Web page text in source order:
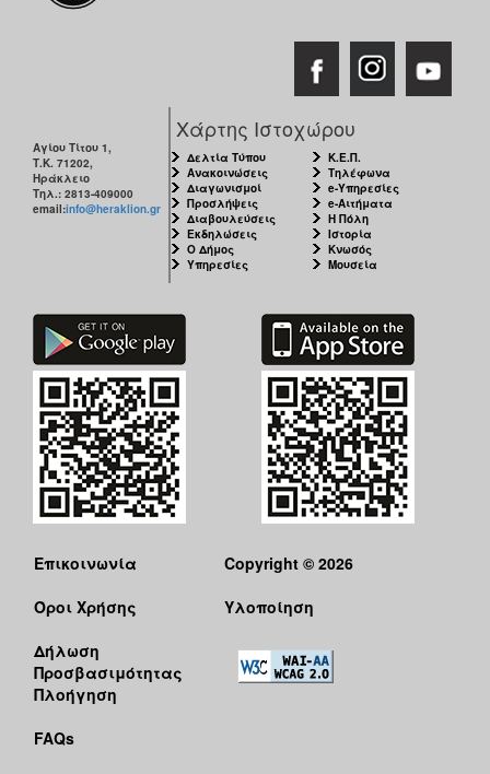
Αγίου Τίτου 1,
Τ.Κ. 71202,
Ηράκλειο
Τηλ.: 2813-409000
email:info@heraklion.gr
Χάρτης Ιστοχώρου
Δελτία Τύπου
Ανακοινώσεις
Διαγωνισμοί
Προσλήψεις
Διαβουλεύσεις
Εκδηλώσεις
Ο Δήμος
Υπηρεσίες
Κ.Ε.Π.
Τηλέφωνα
e-Υπηρεσίες
e-Αιτήματα
Η Πόλη
Ιστορία
Κνωσός
Μουσεία
Επικοινωνία
Όροι Χρήσης
Δήλωση
Προσβασιμότητας
Πλοήγηση
FAQs
Copyright © 2026
Υλοποίηση